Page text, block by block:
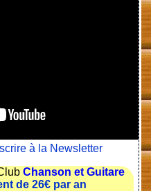
à la Newsletter
Chanson et Guitare
de 26€ par an